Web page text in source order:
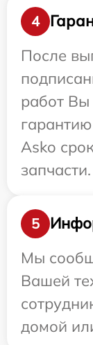
4
После
работ
Asko
запчасти.
5
Мы
Вашей
домой